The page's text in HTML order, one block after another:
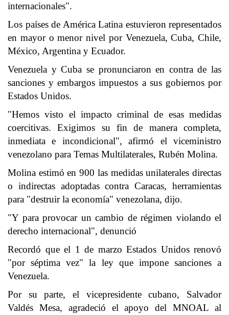
internacionales".
Los países de América Latina estuvieron representados
en mayor o menor nivel por Venezuela, Cuba, Chile,
México, Argentina y Ecuador.
Venezuela y Cuba se pronunciaron en contra de las
sanciones y embargos impuestos a sus gobiernos por
Estados Unidos.
"Hemos visto el impacto criminal de esas medidas
coercitivas. Exigimos su fin de manera completa,
inmediata e incondicional", afirmó el viceministro
venezolano para Temas Multilaterales, Rubén Molina.
Molina estimó en 900 las medidas unilaterales directas
o indirectas adoptadas contra Caracas, herramientas
para "destruir la economía" venezolana, dijo.
"Y para provocar un cambio de régimen violando el
derecho internacional", denunció
Recordó que el 1 de marzo Estados Unidos renovó
"por séptima vez" la ley que impone sanciones a
Venezuela.
Por su parte, el vicepresidente cubano, Salvador
Valdés Mesa, agradeció el apoyo del MNOAL al